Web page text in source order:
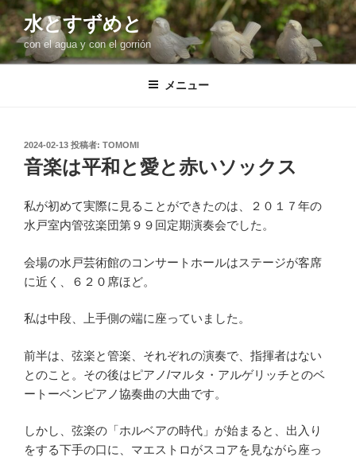
コ
ン
テ
ン
水とすずめと
con el agua y con el gorrión
メニュー
投
稿
日:
2024-02-13 投稿者: TOMOMI
音楽は平和と愛と赤いソックス
私が初めて実際に見ることができたのは、２０１７年の
水戸室内管弦楽団第９９回定期演奏会でした。
会場の水戸芸術館のコンサートホールはステージが客席
に近く、６２０席ほど。
私は中段、上手側の端に座っていました。
前半は、弦楽と管楽、それぞれの演奏で、指揮者はない
とのこと。その後はピアノ/マルタ・アルゲリッチとのベ
ートーベンピアノ協奏曲の大曲です。
しかし、弦楽の「ホルベアの時代」が始まると、出入り
をする下手の口に、マエストロがスコアを見ながら座っ